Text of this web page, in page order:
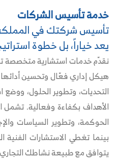
خدمة تأسيس الشركات
تأسيس شركتك في المملكة
يعد خياراً، بل خطوة
نقدّم خدمات استشارية متخصصة
هيكل إداري فعّال وتحسين
التحديات، وتطوير الحلول،
الأهداف بكفاءة وفعالية. تشمل
الحوكمة، وتطوير السياسات
بينما تغطي الاستشارات الفنية
يتوافق مع طبيعة نشاطك التجاري